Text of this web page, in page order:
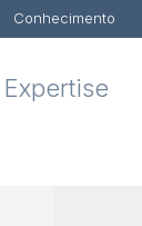
Conhecimento
Expertise